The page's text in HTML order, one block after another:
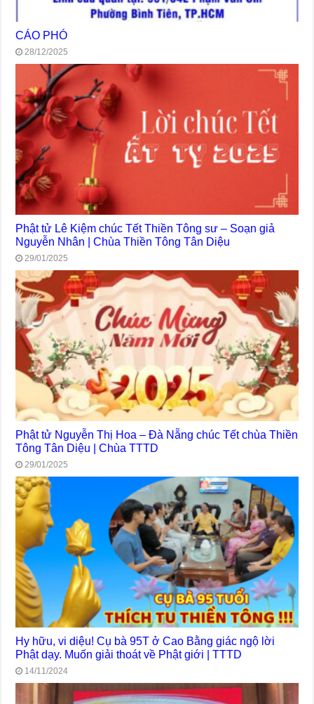
CÁO PHÓ
28/12/2025
Phật tử Lê Kiệm chúc Tết Thiền Tông sư – Soạn giả
Nguyễn Nhân | Chùa Thiền Tông Tân Diệu
29/01/2025
Phật tử Nguyễn Thị Hoa – Đà Nẵng chúc Tết chùa Thiền
Tông Tân Diệu | Chùa TTTD
29/01/2025
Hy hữu, vi diệu! Cụ bà 95T ở Cao Bằng giác ngộ lời
Phật dạy. Muốn giải thoát về Phật giới | TTTD
14/11/2024